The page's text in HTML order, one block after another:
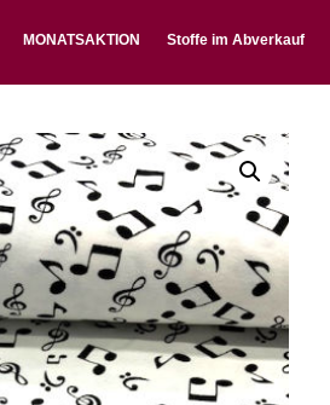
MONATSAKTION Stoffe im Abverkauf